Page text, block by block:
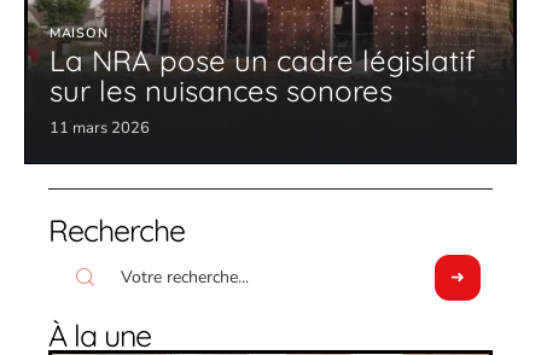
MAISON
La NRA pose un cadre législatif
sur les nuisances sonores
11 mars 2026
Recherche
À la une